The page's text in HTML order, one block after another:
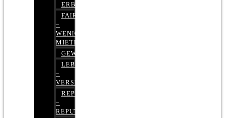
ERBRECHT
FAIRMIETEN
–
WENIGER
MIETE
GEWERBERECHT
LEBENSVERSICHERUNG
–
VERSICHERUNGSRECHT
REPUTATIONSRECHT
–
REPUTATIONSMANAGEMENT